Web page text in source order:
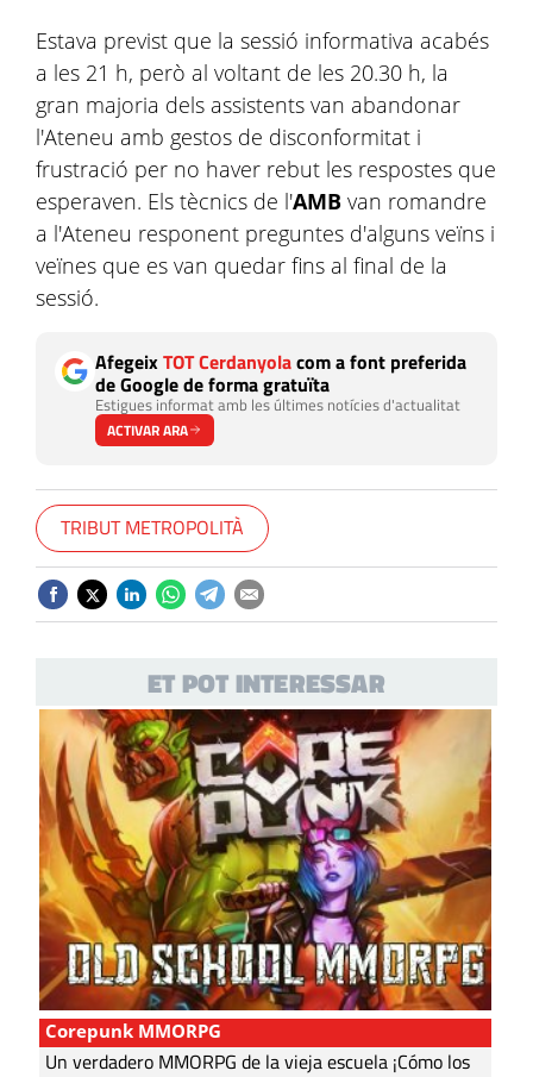
Estava previst que la sessió informativa acabés
a les 21 h, però al voltant de les 20.30 h, la
gran majoria dels assistents van abandonar
l'Ateneu amb gestos de disconformitat i
frustració per no haver rebut les respostes que
esperaven. Els tècnics de l'AMB van romandre
a l'Ateneu responent preguntes d'alguns veïns i
veïnes que es van quedar fins al final de la
sessió.
AfegeixTOT Cerdanyolacom a font preferida
de Google de forma gratuïta
Estigues informat amb les últimes notícies d'actualitat
ACTIVAR ARA
TRIBUT METROPOLITÀ
ET POT INTERESSAR
Corepunk MMORPG
Un verdadero MMORPG de la vieja escuela ¡Cómo los